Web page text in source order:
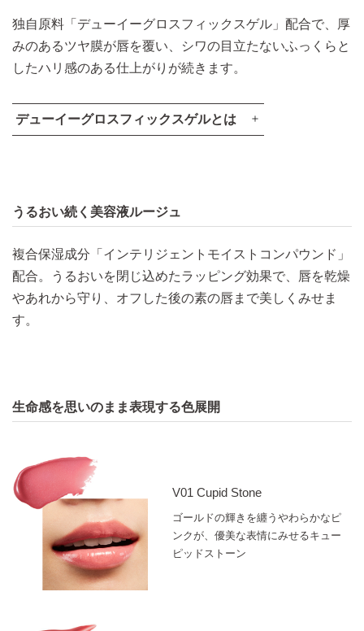
独自原料「デューイーグロスフィックスゲル」配合で、厚
みのあるツヤ膜が唇を覆い、シワの目立たないふっくらと
したハリ感のある仕上がりが続きます。​
デューイーグロスフィックスゲルとは
法線応力
うるおい続く美容液ルージュ​
複合保湿成分「インテリジェントモイストコンパウンド」
配合。うるおいを閉じ込めたラッピング効果で、唇を乾燥
やあれから守り、オフした後の素の唇まで美しくみせま
す。​
生命感を思いのまま表現する色展開
V01 Cupid Stone
ゴールドの輝きを纏うやわらかなピ
ンクが、優美な表情にみせるキュー
ピッドストーン